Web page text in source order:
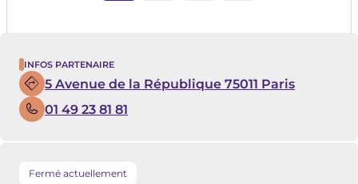
Infos Partenaire
5 Avenue de la République 75011 Paris
01 49 23 81 81
Fermé actuellement